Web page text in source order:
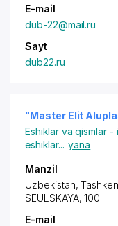
E-mail
dub-22@mail.ru
Sayt
dub22.ru
"Master Elit
Eshiklar va qismlar
eshiklar... yana
Manzil
Uzbekistan,
SEULSKAYA, 100
E-mail